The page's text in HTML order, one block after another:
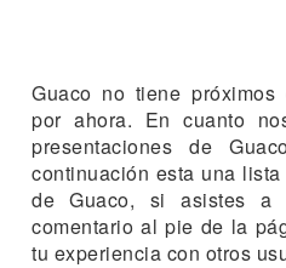
Guaco no tiene próximos
por ahora. En cuanto
presentaciones de
continuación esta una
de Guaco, si asistes
comentario al pie de la
tu experiencia con otros